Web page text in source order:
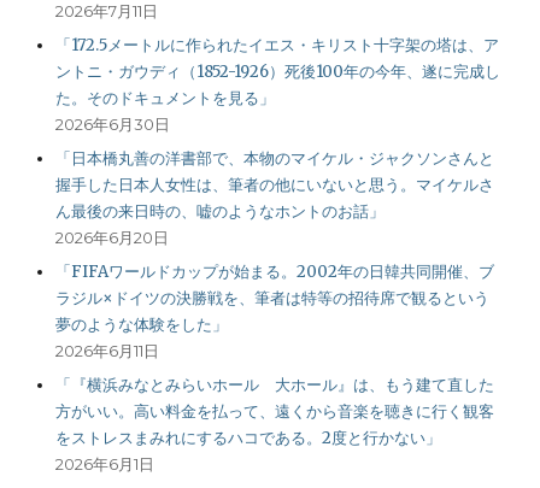
2026年7月11日
「172.5メートルに作られたイエス・キリスト十字架の塔は、ア
ントニ・ガウディ（1852-1926）死後100年の今年、遂に完成し
た。そのドキュメントを見る」
2026年6月30日
「日本橋丸善の洋書部で、本物のマイケル・ジャクソンさんと
握手した日本人女性は、筆者の他にいないと思う。マイケルさ
ん最後の来日時の、嘘のようなホントのお話」
2026年6月20日
「FIFAワールドカップが始まる。2002年の日韓共同開催、ブ
ラジル×ドイツの決勝戦を、筆者は特等の招待席で観るという
夢のような体験をした」
2026年6月11日
「『横浜みなとみらいホール 大ホール』は、もう建て直した
方がいい。高い料金を払って、遠くから音楽を聴きに行く観客
をストレスまみれにするハコである。2度と行かない」
2026年6月1日